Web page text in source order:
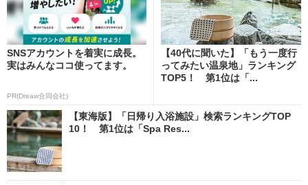
SNSアカウントを着実に成長。
実はみんなココ使ってます。
PR(Dreaw合同会社)
【40代に聞いた】「もう一度行
ってみたい温泉地」ランキング
TOP5！ 第1位は「...
【東海版】「日帰り入浴施設」検索ランキングTOP
10！ 第1位は「Spa Res...